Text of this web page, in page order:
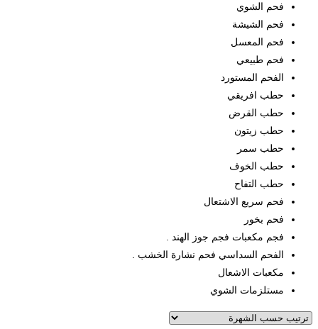
فحم الشوي
فحم الشيشة
فحم المعسل
فحم طبيعي
الفحم المستورد
حطب افريقي
حطب القرض
حطب زيتون
حطب سمر
حطب الخوف
حطب التفاح
فحم سريع الاشتعال
فحم بخور
فجم مكعبات فجم جوز الهند .
الفحم السداسي فحم نشارة الخشب .
مكعبات الاشعال
مستلزمات الشوي